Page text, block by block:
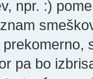
npr. :)
pa bo